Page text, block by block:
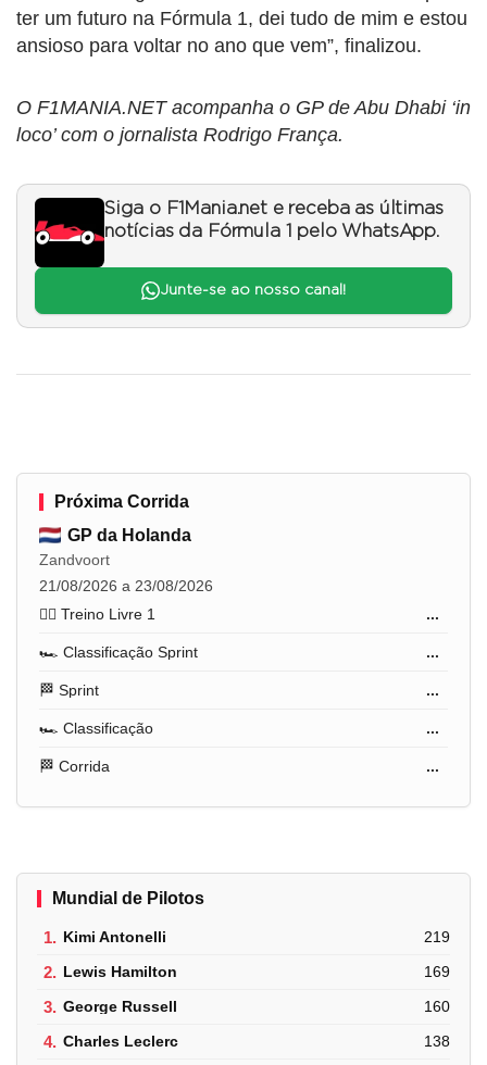
ter um futuro na Fórmula 1, dei tudo de mim e estou
ansioso para voltar no ano que vem”, finalizou.
O F1MANIA.NET acompanha o GP de Abu Dhabi ‘in
loco’ com o jornalista Rodrigo França.
Siga o F1Mania.net e receba as últimas
notícias da Fórmula 1 pelo WhatsApp.
Junte-se ao nosso canal!
Próxima Corrida
GP da Holanda
Zandvoort
21/08/2026 a 23/08/2026
🏋️‍♂️ Treino Livre 1
...
🏎️ Classificação Sprint ...
🏁 Sprint ...
🏎️ Classificação ...
🏁 Corrida ...
Mundial de Pilotos
1. Kimi Antonelli 219
2. Lewis Hamilton 169
3. George Russell 160
4. Charles Leclerc 138